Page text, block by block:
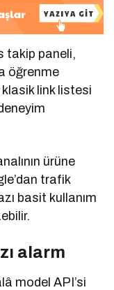
takip paneli,
öğrenme
link listesi
ürüne
trafik
basit kullanım
alarm
model API’si